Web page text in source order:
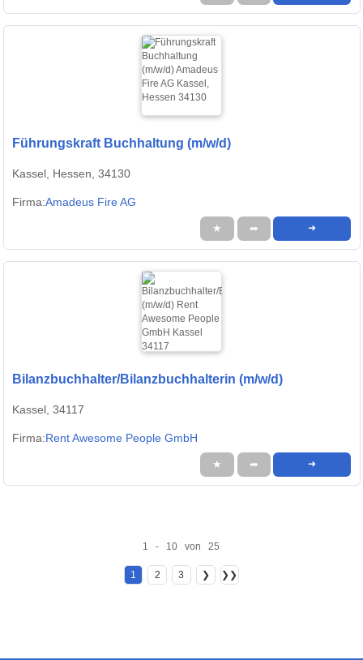
Führungskraft Buchhaltung (m/w/d)
Kassel, Hessen, 34130
Firma:Amadeus Fire AG
★ ➦ ➜
Bilanzbuchhalter/Bilanzbuchhalterin (m/w/d)
Kassel, 34117
Firma:Rent Awesome People GmbH
★ ➦ ➜
1 - 10 von 25
1 2 3 ❯ ❯❯